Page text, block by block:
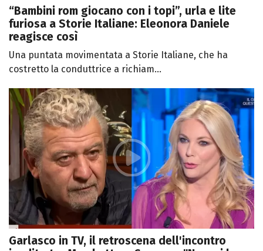
“Bambini rom giocano con i topi”, urla e lite
furiosa a Storie Italiane: Eleonora Daniele
reagisce così
Una puntata movimentata a Storie Italiane, che ha
costretto la conduttrice a richiam...
Garlasco in TV, il retroscena dell'incontro